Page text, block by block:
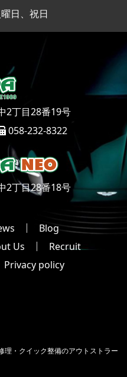
日、祝日
2丁目28番19号
058-232-8322
2丁目28番18号
Blog
Us
Recruit
Privacy policy
・クイック整備のアウトストラー